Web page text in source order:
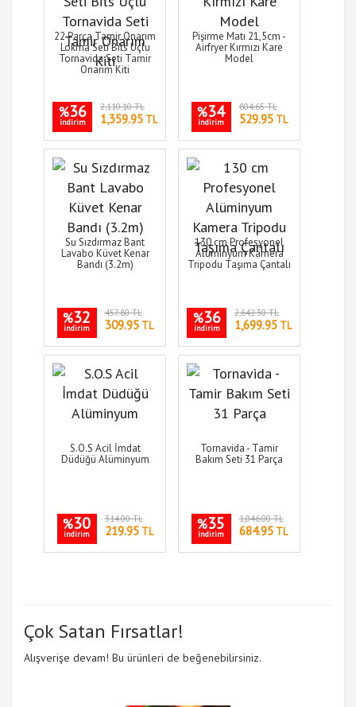
22 Parça Tamir Onarım
Lokma Seti Bits Uçlu
Tornavida Seti Tamir
Onarım Kiti
%36
indirim
2,110.10 TL
1,359.95 TL
Pişirme Matı 21,5cm -
Airfryer Kırmızı Kare
Model
%34
indirim
804.65 TL
529.95TL
Su Sızdırmaz Bant
Lavabo Küvet Kenar
Bandı (3.2m)
%32
indirim
457.80 TL
309.95TL
130 cm Profesyonel
Alüminyum Kamera
Tripodu Taşıma Çantalı
%36
indirim
2,642.30 TL
1,699.95 TL
S.O.S Acil İmdat
Düdüğü Alüminyum
%30
indirim
314.00 TL
219.95TL
Tornavida - Tamir
Bakım Seti 31 Parça
%35
indirim
1,046.00 TL
684.95TL
Çok Satan Fırsatlar!
Alışverişe devam! Bu ürünleri de beğenebilirsiniz.